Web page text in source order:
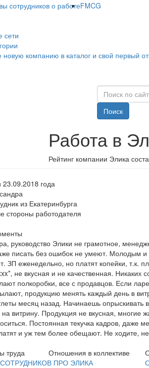
сотрудников о работеFMCG
сети
новую компанию в каталог и свой первый
Поиск
Работа в
Рейтинг компании Элика
года
из Екатеринбурга
стороны работодателя
руководство Элики не грамотное,
писать без ошибок не умеют. Молодым
ЗП еженедельно, но платят копейки, т.к.
не вкусная и не качественная. Никаких
полкоробки, все с продавцов. Если
продукцию менять каждый день в
месяц назад. Начинаешь
витрину. Продукция не вкусная, многие
Постоянная текучка кадров, даже
и уж тем более обещают. Не ходите,
труда
Отношения в коллективе
ПРО ЭЛИКА